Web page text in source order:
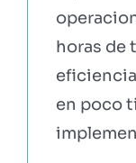
horas de
en poco